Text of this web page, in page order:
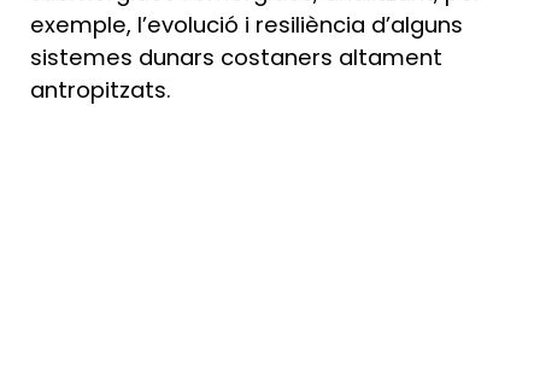
exemple, l’evolució i resiliència d’alguns
sistemes dunars costaners altament
antropitzats.